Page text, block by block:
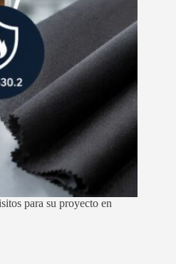
para su proyecto en